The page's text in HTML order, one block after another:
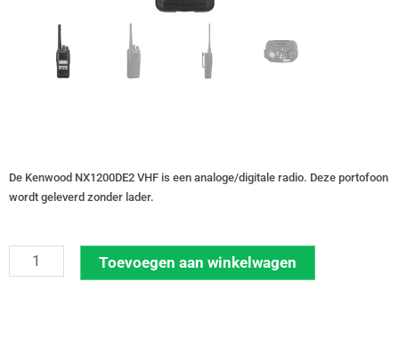
De Kenwood NX1200DE2 VHF is een analoge/digitale radio. Deze portofoon
wordt geleverd zonder lader.
Kenwood
NX1200DE2
Toevoegen aan winkelwagen